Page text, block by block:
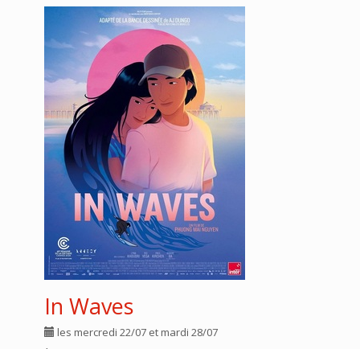
In Waves
les mercredi 22/07 et mardi 28/07